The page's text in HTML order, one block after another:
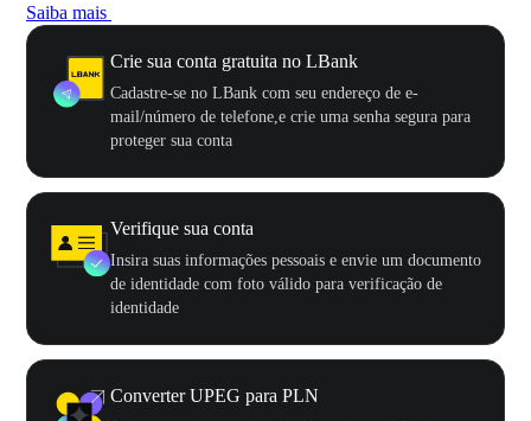
Saiba mais
Crie sua conta gratuita no LBank
Cadastre-se no LBank com seu endereço de e-
mail/número de telefone,e crie uma senha segura para
proteger sua conta
Verifique sua conta
Insira suas informações pessoais e envie um documento
de identidade com foto válido para verificação de
identidade
Converter UPEG para PLN